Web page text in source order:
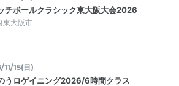
チボールクラシック東大阪大会2026
東大阪市
15(日)
うロゲイニング2026/6時間クラス